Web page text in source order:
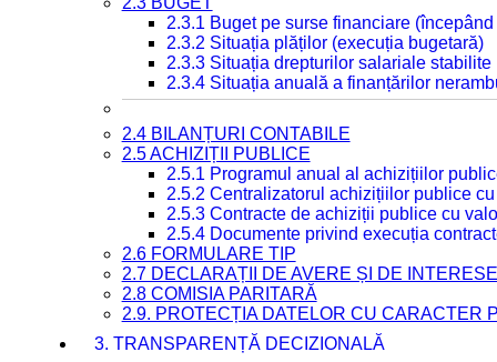
2.3.1 Buget pe surse financiare
2.3.2 Situația plăților (execuția bugetară)
2.3.3 Situația drepturilor salariale
2.3.4 Situația anuală a finanțărilor
2.4 BILANȚURI CONTABILE
2.5 ACHIZIȚII PUBLICE
2.5.1 Programul anual al achizițiilor
2.5.2 Centralizatorul achizițiilor publice
2.5.3 Contracte de achiziții publice cu
2.5.4 Documente privind execuția
2.6 FORMULARE TIP
2.7 DECLARAȚII DE AVERE ȘI DE INTERESE
2.8 COMISIA PARITARĂ
2.9. PROTECȚIA DATELOR CU CARACTER
3. TRANSPARENȚĂ DECIZIONALĂ